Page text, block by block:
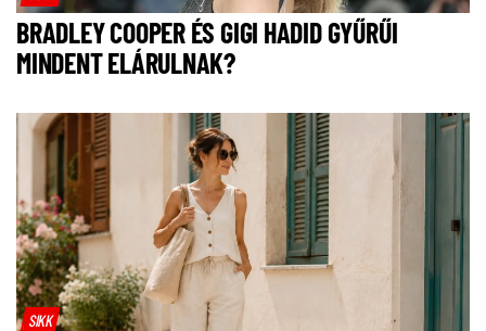
BRADLEY COOPER ÉS GIGI HADID GYŰRŰI
MINDENT ELÁRULNAK?
SIKK